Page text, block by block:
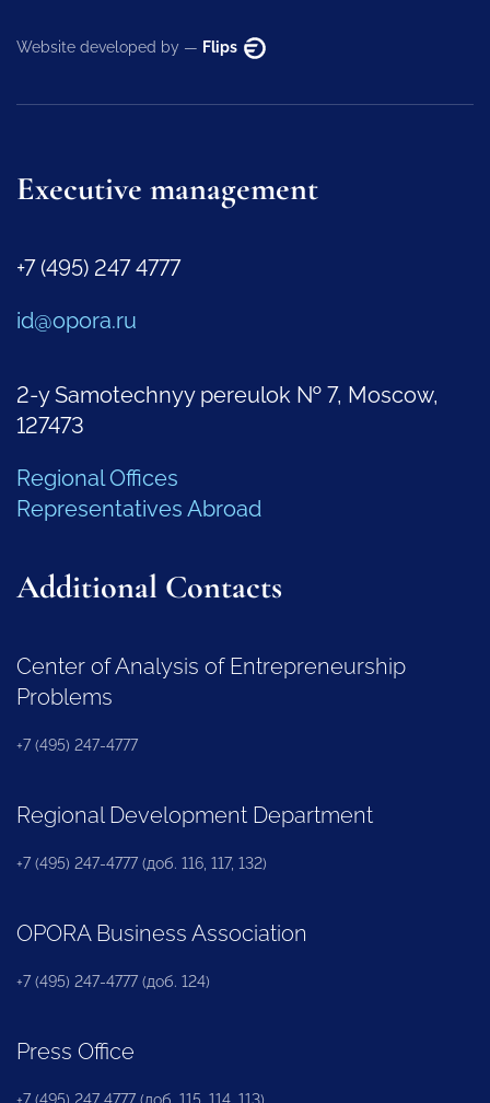
Website developed by — Flips
Executive management
+7 (495) 247 4777
id@opora.ru
2-y Samotechnyy pereulok № 7, Moscow,
127473
Regional Offices
Representatives Abroad
Additional Contacts
Center of Analysis of Entrepreneurship
Problems
+7 (495) 247-4777
Regional Development Department
+7 (495) 247-4777 (доб. 116, 117, 132)
OPORA Business Association
+7 (495) 247-4777 (доб. 124)
Press Office